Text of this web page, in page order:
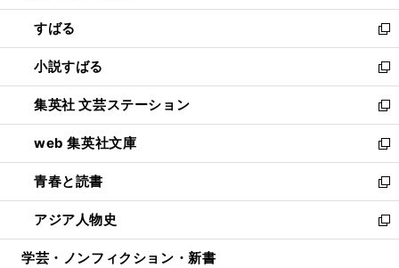
開
く
ウ
で
開
く
ン
ド
ウ
で
開
く
すばる
新
し
い
ウ
ィ
ン
ド
ウ
で
開
く
小説すばる
新
し
い
ウ
ィ
ン
ド
ウ
で
開
集英社 文芸ステーション
新
し
い
ウ
ィ
ン
ド
ウ
web 集英社文庫
新
し
い
ウ
ィ
ン
青春と読書
新
し
い
ウ
アジア人物史
新
し
学芸・ノンフィクション・新書